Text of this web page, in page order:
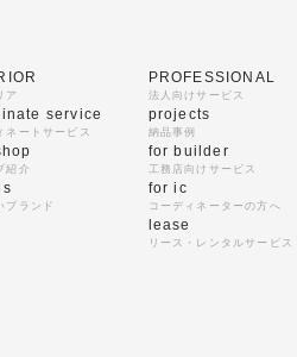
ア
service
ネートサービス
紹介
ブランド
PROFESSIONAL
法人向けサービス
projects
納品事例
for builder
工務店向けサービス
for ic
コーディネーターの方へ
lease
リース・レンタルサービス